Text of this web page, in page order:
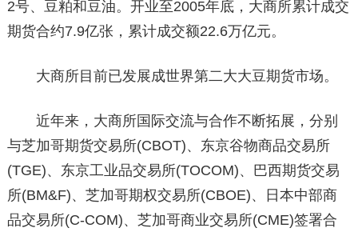
2号、豆粕和豆油。开业至2005年底，大商所累计成交
期货合约7.9亿张，累计成交额22.6万亿元。
大商所目前已发展成世界第二大大豆期货市场。
近年来，大商所国际交流与合作不断拓展，分别
与芝加哥期货交易所(CBOT)、东京谷物商品交易所
(TGE)、东京工业品交易所(TOCOM)、巴西期货交易
所(BM&F)、芝加哥期权交易所(CBOE)、日本中部商
品交易所(C-COM)、芝加哥商业交易所(CME)签署合